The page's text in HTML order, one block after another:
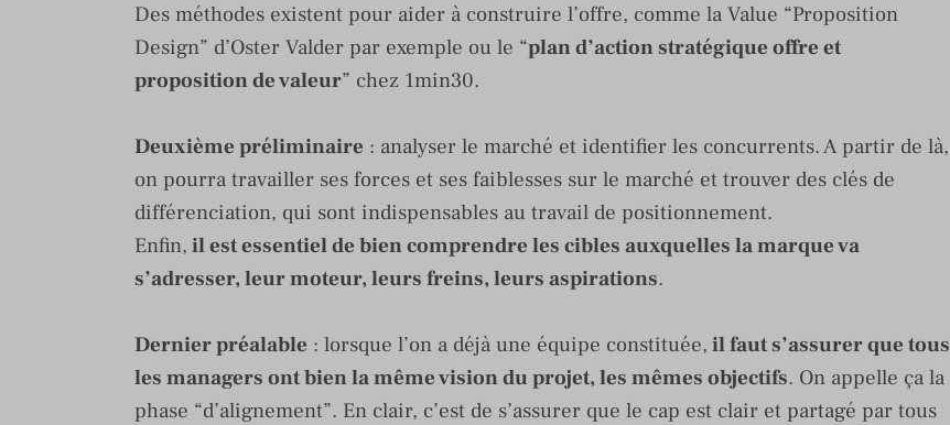
Des méthodes existent pour aider à construire l’offre, comme la Value “Proposition
Design” d’Oster Valder par exemple ou le “plan d’action stratégique offre et
proposition de valeur” chez 1min30.
Deuxième préliminaire : analyser le marché et identifier les concurrents. A partir de là,
on pourra travailler ses forces et ses faiblesses sur le marché et trouver des clés de
différenciation, qui sont indispensables au travail de positionnement.
Enfin, il est essentiel de bien comprendre les cibles auxquelles la marque va
s’adresser, leur moteur, leurs freins, leurs aspirations.
Dernier préalable : lorsque l’on a déjà une équipe constituée, il faut s’assurer que tous
les managers ont bien la même vision du projet, les mêmes objectifs. On appelle ça la
phase “d’alignement”. En clair, c’est de s’assurer que le cap est clair et partagé par tous